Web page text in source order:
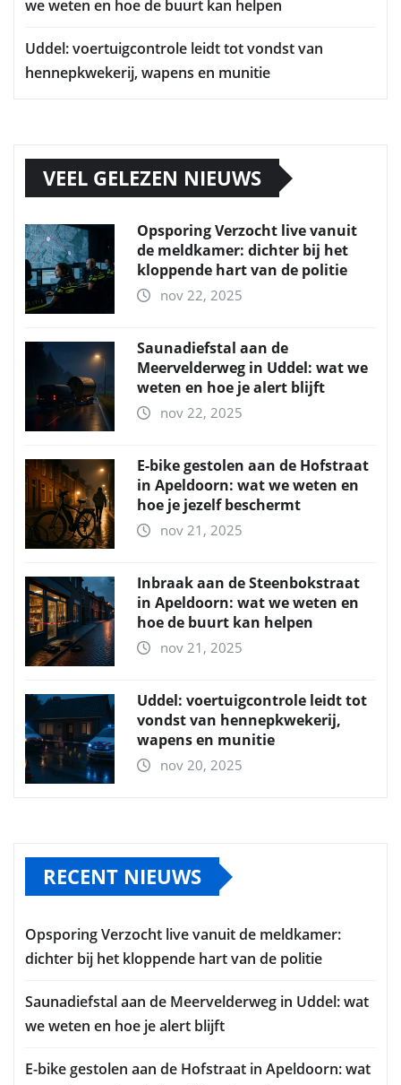
we weten en hoe de buurt kan helpen
Uddel: voertuigcontrole leidt tot vondst van
hennepkwekerij, wapens en munitie
VEEL GELEZEN NIEUWS
Opsporing Verzocht live vanuit
de meldkamer: dichter bij het
kloppende hart van de politie
nov 22, 2025
Saunadiefstal aan de
Meervelderweg in Uddel: wat we
weten en hoe je alert blijft
nov 22, 2025
E-bike gestolen aan de Hofstraat
in Apeldoorn: wat we weten en
hoe je jezelf beschermt
nov 21, 2025
Inbraak aan de Steenbokstraat
in Apeldoorn: wat we weten en
hoe de buurt kan helpen
nov 21, 2025
Uddel: voertuigcontrole leidt tot
vondst van hennepkwekerij,
wapens en munitie
nov 20, 2025
RECENT NIEUWS
Opsporing Verzocht live vanuit de meldkamer:
dichter bij het kloppende hart van de politie
Saunadiefstal aan de Meervelderweg in Uddel: wat
we weten en hoe je alert blijft
E-bike gestolen aan de Hofstraat in Apeldoorn: wat